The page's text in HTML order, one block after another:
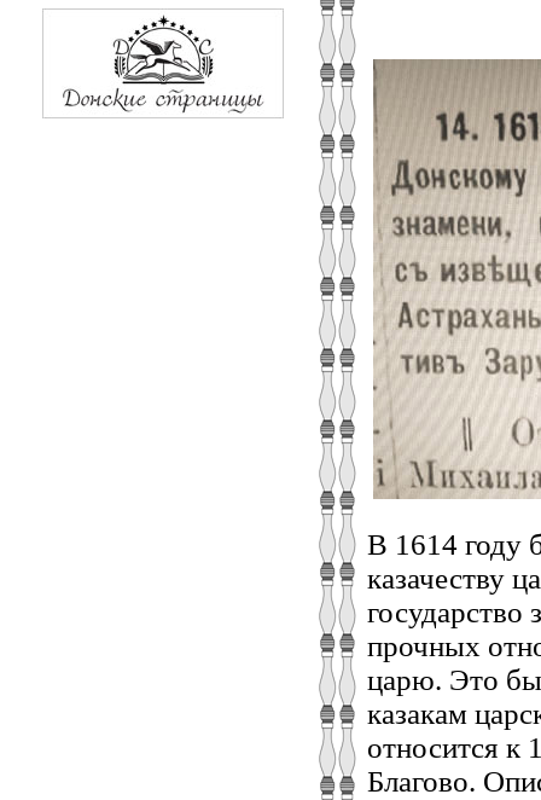
В 1614 году
казачеству
государство
прочных
царю. Это
казакам
относится к
Благово.